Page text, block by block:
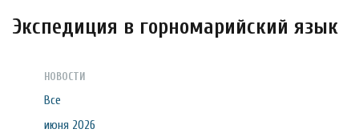
Экспедиция в горномарийский язык
НОВОСТИ
Все
июня 2026